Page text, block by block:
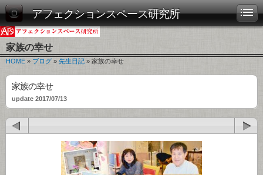
アフェクションスペース研究所
家族の幸せ
HOME » ブログ » 先生日記 » 家族の幸せ
家族の幸せ
update 2017/07/13